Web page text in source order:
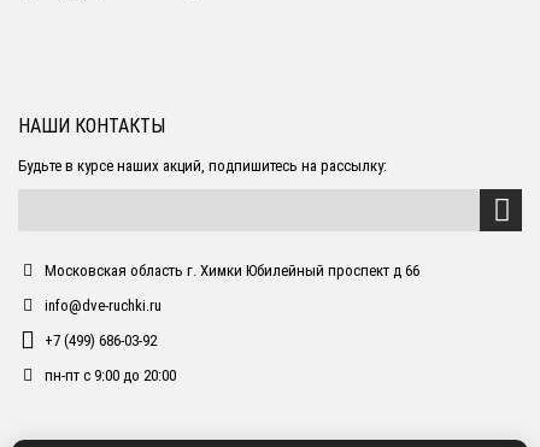
НАШИ КОНТАКТЫ
Будьте в курсе наших акций, подпишитесь на рассылку:
Московская область г. Химки Юбилейный проспект д 66
info@dve-ruchki.ru
+7 (499) 686-03-92
пн-пт с 9:00 до 20:00